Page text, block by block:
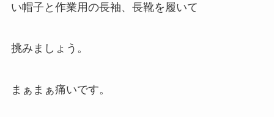
い帽子と作業用の長袖、長靴を履いて
挑みましょう。
まぁまぁ痛いです。